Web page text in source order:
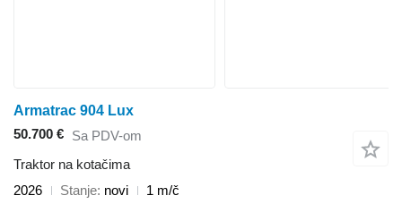
Armatrac 904 Lux
50.700 € Sa PDV-om
Traktor na kotačima
2026
Stanje novi
1 m/č